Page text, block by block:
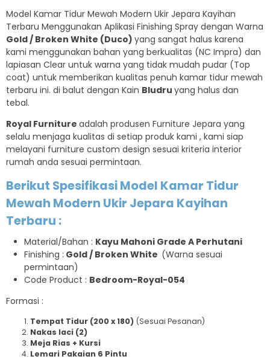
Model Kamar Tidur Mewah Modern Ukir Jepara Kayihan
Terbaru Menggunakan Aplikasi Finishing Spray dengan Warna
Gold / Broken White (Duco) yang sangat halus karena
kami menggunakan bahan yang berkualitas (NC Impra) dan
lapiasan Clear untuk warna yang tidak mudah pudar (Top
coat) untuk memberikan kualitas penuh kamar tidur mewah
terbaru ini. di balut dengan Kain Bludru yang halus dan
tebal.
Royal Furniture adalah produsen Furniture Jepara yang
selalu menjaga kualitas di setiap produk kami , kami siap
melayani furniture custom design sesuai kriteria interior
rumah anda sesuai permintaan.
Berikut Spesifikasi Model Kamar Tidur
Mewah Modern Ukir Jepara Kayihan
Terbaru :
Material/Bahan : Kayu Mahoni Grade A Perhutani
Finishing : Gold / Broken White (Warna sesuai
permintaan)
Code Product : Bedroom-Royal-054
Formasi :
Tempat Tidur (200 x 180) (Sesuai Pesanan)
Nakas laci (2)
Meja Rias + Kursi
Lemari Pakaian 6 Pintu